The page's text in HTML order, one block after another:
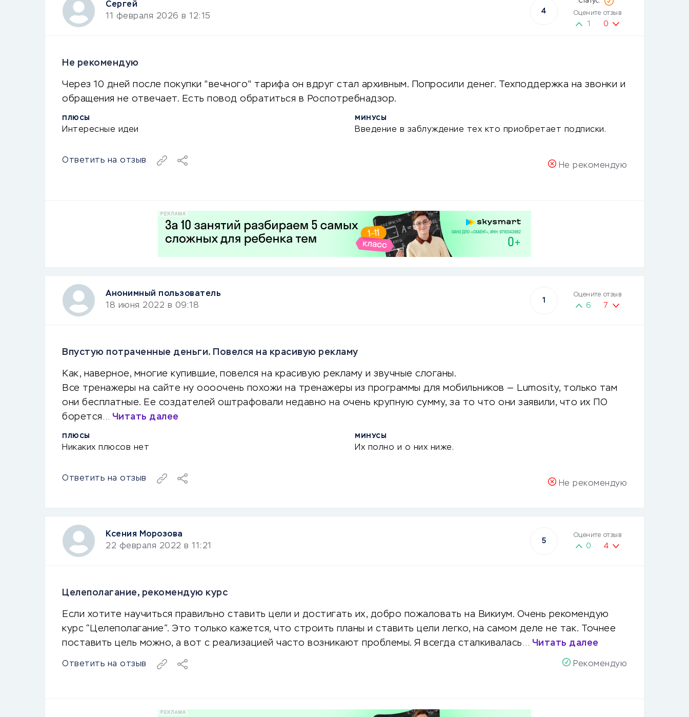
Сергей
11 февраля 2026 в 12:15
4 Оцените отзыв
1 0
Не рекомендую
Через 10 дней после покупки "вечного" тарифа он вдруг стал архивным. Попросили денег. Техподдержка на звонки и
обращения не отвечает. Есть повод обратиться в Роспотребнадзор.
ПЛЮСЫ
Интересные идеи
МИНУСЫ
Введение в заблуждение тех кто приобретает подписки.
Ответить на отзыв
Не рекомендую
Анонимный пользователь
18 июня 2022 в 09:18
1
Оцените отзыв
6 7
Впустую потраченные деньги. Повелся на красивую рекламу
Как, наверное, многие купившие, повелся на красивую рекламу и звучные слоганы.
Все тренажеры на сайте ну оооочень похожи на тренажеры из программы для мобильников — Lumosity, только там
они бесплатные. Ее создателей оштрафовали недавно на очень крупную сумму, за то что они заявили, что их ПО
борется… Читать далее
ПЛЮСЫ
Никаких плюсов нет
МИНУСЫ
Их полно и о них ниже.
Ответить на отзыв
Не рекомендую
Ксения Морозова
22 февраля 2022 в 11:21
5
Оцените отзыв
0 4
Целеполагание, рекомендую курс
Если хотите научиться правильно ставить цели и достигать их, добро пожаловать на Викиум. Очень рекомендую
курс “Целеполагание”. Это только кажется, что строить планы и ставить цели легко, на самом деле не так. Точнее
поставить цель можно, а вот с реализацией часто возникают проблемы. Я всегда сталкивалась… Читать далее
Ответить на отзыв Рекомендую